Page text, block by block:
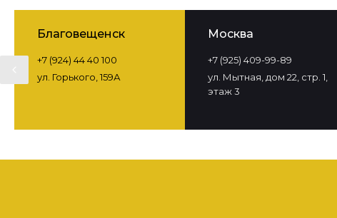
Благовещенск
+7 (924) 44 40 100
ул. Горького, 159А
Москва
+7 (925) 409-99-89
ул. Мытная, дом 22, стр. 1,
этаж 3